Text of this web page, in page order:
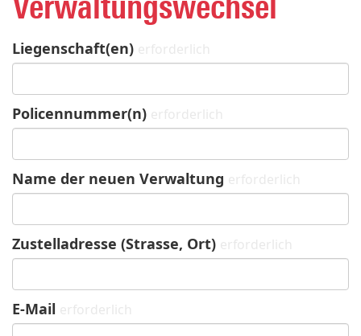
Liegenschaft(en)
Policennummer(n)
Name der neuen Verwaltung
Zustelladresse (Strasse, Ort)
E-Mail